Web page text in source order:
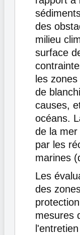
des
milieu
surface
les
de
causes,
océans.
de la
par les
marines
Les
des
mesures